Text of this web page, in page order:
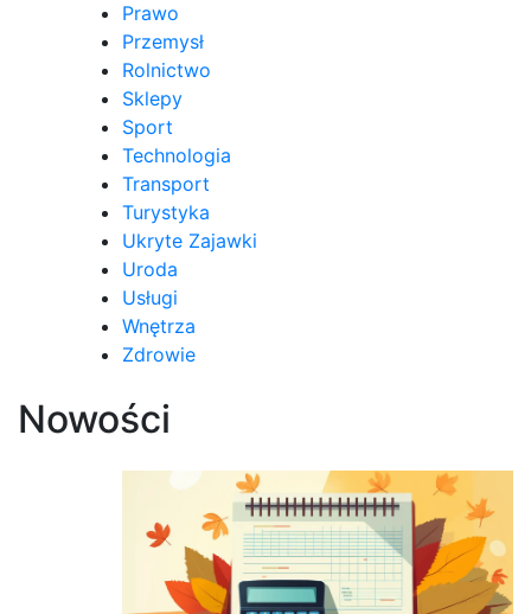
Prawo
Przemysł
Rolnictwo
Sklepy
Sport
Technologia
Transport
Turystyka
Ukryte Zajawki
Uroda
Usługi
Wnętrza
Zdrowie
Nowości